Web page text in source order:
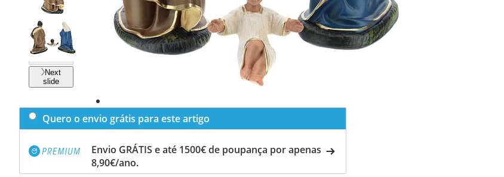
Previous
Next
slide
Quero o envio grátis para este artigo
Envio GRÁTIS e até 1500€ de poupança por apenas
8,90€/ano.